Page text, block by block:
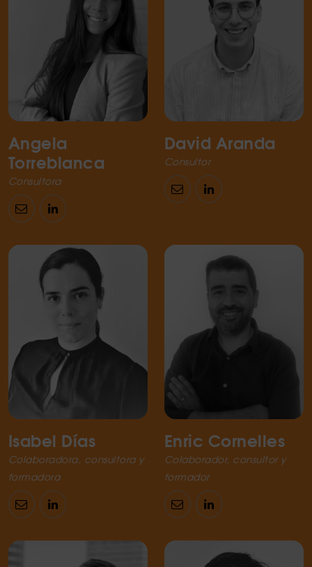
Angela
Torreblanca
Consultora
David Aranda
Consultor
Isabel Días
Colaboradora, consultora y
formadora
Enric Cornelles
Colaborador, consultor y
formador